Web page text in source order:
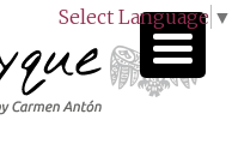
Select Language ▼